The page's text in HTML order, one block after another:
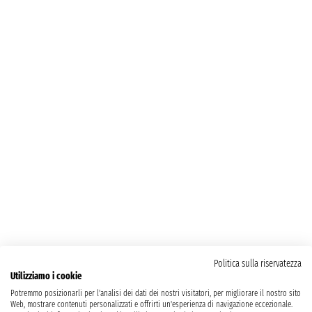
Politica sulla riservatezza
Utilizziamo i cookie
Potremmo posizionarli per l'analisi dei dati dei nostri visitatori, per migliorare il nostro sito
Web, mostrare contenuti personalizzati e offrirti un'esperienza di navigazione eccezionale.